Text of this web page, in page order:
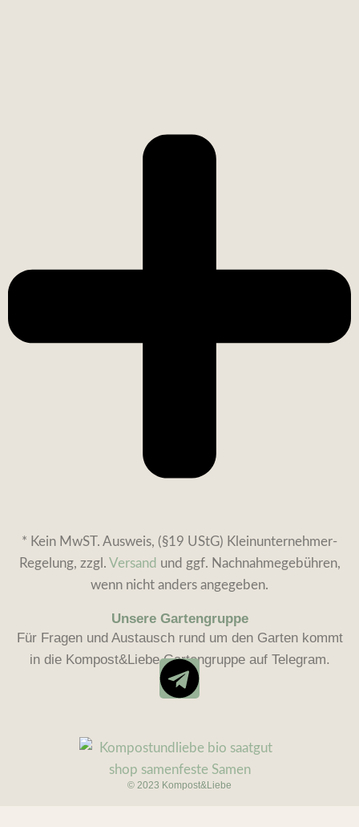
* Kein MwST. Ausweis, (§19 UStG) Kleinunternehmer-
Regelung, zzgl. Versand und ggf. Nachnahmegebühren,
wenn nicht anders angegeben.
Unsere Gartengruppe
Für Fragen und Austausch rund um den Garten kommt
in die Kompost&Liebe Gartengruppe auf Telegram.
© 2023 Kompost&Liebe